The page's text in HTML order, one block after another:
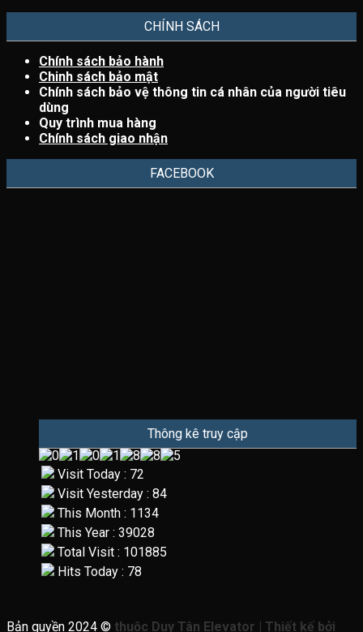
CHÍNH SÁCH
Chính sách bảo hành
Chinh sách bảo mật
Chính sách bảo vệ thông tin cá nhân của người tiêu
dùng
Quy trình mua hàng
Chính sách giao nhận
FACEBOOK
Thông kê truy cập
Visit Today : 72
Visit Yesterday : 84
This Month : 1134
This Year : 39028
Total Visit : 101885
Hits Today : 78
Bản quyền 2024 © thuộc Duy Tân Elevator | Thiết kế bởi